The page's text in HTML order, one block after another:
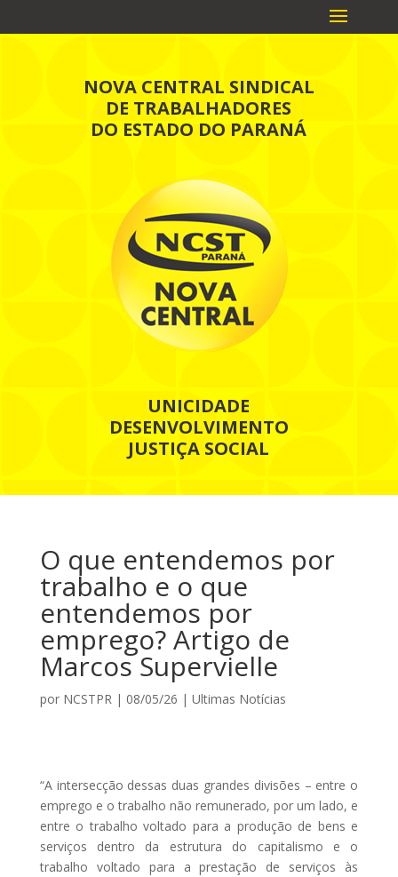
NOVA CENTRAL SINDICAL
DE TRABALHADORES
DO ESTADO DO PARANÁ
UNICIDADE
DESENVOLVIMENTO
JUSTIÇA SOCIAL
O que entendemos por
trabalho e o que
entendemos por
emprego? Artigo de
Marcos Supervielle
por NCSTPR| 08/05/26 | Ultimas Notícias
“A intersecção dessas duas grandes divisões – entre o
emprego e o trabalho não remunerado, por um lado, e
entre o trabalho voltado para a produção de bens e
serviços dentro da estrutura do capitalismo e o
trabalho voltado para a prestação de serviços às